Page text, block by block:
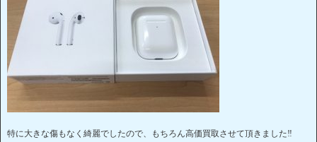
特に大きな傷もなく綺麗でしたので、もちろん高価買取させて頂きました‼